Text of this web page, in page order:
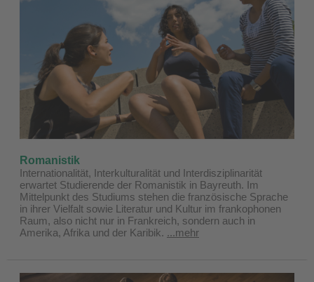
Romanistik
Internationalität, Interkulturalität und Interdisziplinarität
erwartet Studierende der Romanistik in Bayreuth. Im
Mittelpunkt des Studiums stehen die französische Sprache
in ihrer Vielfalt sowie Literatur und Kultur im frankophonen
Raum, also nicht nur in Frankreich, sondern auch in
Amerika, Afrika und der Karibik. ...mehr